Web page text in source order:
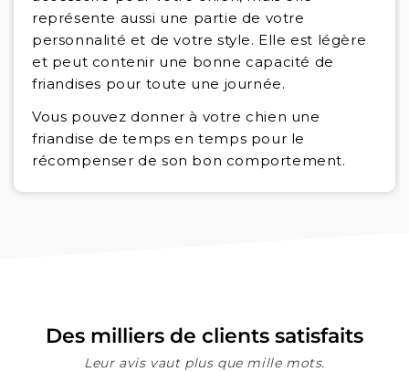
représente aussi une partie de votre
personnalité et de votre style. Elle est légère
et peut contenir une bonne capacité de
friandises pour toute une journée.
Vous pouvez donner à votre chien une
friandise de temps en temps pour le
récompenser de son bon comportement.
Des milliers de clients satisfaits
Leur avis vaut plus que mille mots.